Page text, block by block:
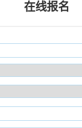
在线报名